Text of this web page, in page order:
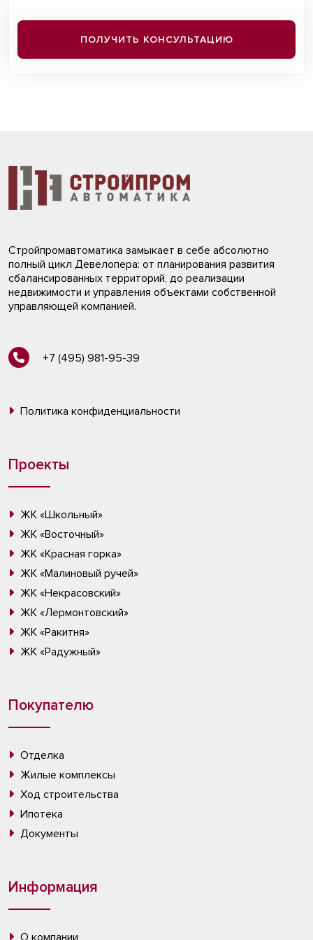
ПОЛУЧИТЬ КОНСУЛЬТАЦИЮ
Стройпромавтоматика замыкает в себе абсолютно
полный цикл Девелопера: от планирования развития
сбалансированных территорий, до реализации
недвижимости и управления объектами собственной
управляющей компанией.
+7 (495) 981-95-39
Политика конфиденциальности
Проекты
ЖК «Школьный»
ЖК «Восточный»
ЖК «Красная горка»
ЖК «Малиновый ручей»
ЖК «Некрасовский»
ЖК «Лермонтовский»
ЖК «Ракитня»
ЖК «Радужный»
Покупателю
Отделка
Жилые комплексы
Ход строительства
Ипотека
Документы
Информация
О компании